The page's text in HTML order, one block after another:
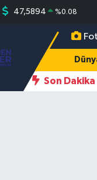
47,5894 %0.08
Son Dakika